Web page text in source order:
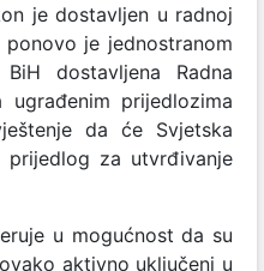
je dostavljen u radnoj
je jednostranom
dostavljena Radna
prijedlozima
da će Svjetska
prijedlog za utvrđivanje
u mogućnost da su
aktivno uključeni u